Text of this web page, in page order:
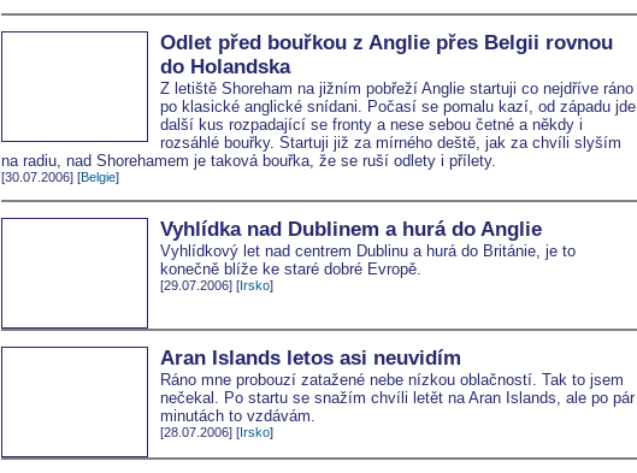
Odlet před bouřkou z Anglie přes Belgii rovnou
do Holandska
Z letiště Shoreham na jižním pobřeží Anglie startuji co nejdříve ráno
po klasické anglické snídani. Počasí se pomalu kazí, od západu jde
další kus rozpadající se fronty a nese sebou četné a někdy i
rozsáhlé bouřky. Startuji již za mírného deště, jak za chvíli slyším
na radiu, nad Shorehamem je taková bouřka, že se ruší odlety i přílety.
[30.07.2006] [Belgie]
Vyhlídka nad Dublinem a hurá do Anglie
Vyhlídkový let nad centrem Dublinu a hurá do Británie, je to
konečně blíže ke staré dobré Evropě.
[29.07.2006] [Irsko]
Aran Islands letos asi neuvidím
Ráno mne probouzí zatažené nebe nízkou oblačností. Tak to jsem
nečekal. Po startu se snažím chvíli letět na Aran Islands, ale po pár
minutách to vzdávám.
[28.07.2006] [Irsko]